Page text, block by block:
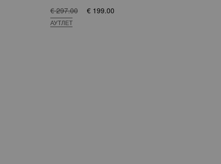
€ 297.00
€ 199.00
АУТЛЕТ